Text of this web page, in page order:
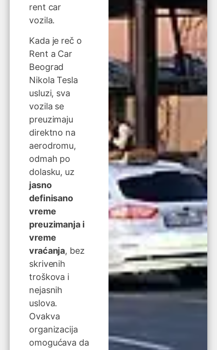
rent car
vozila.
Kada je reč o
Rent a Car
Beograd
Nikola Tesla
usluzi, sva
vozila se
preuzimaju
direktno na
aerodromu,
odmah po
dolasku, uz
jasno
definisano
vreme
preuzimanja i
vreme
vraćanja, bez
skrivenih
troškova i
nejasnih
uslova.
Ovakva
organizacija
omogućava da